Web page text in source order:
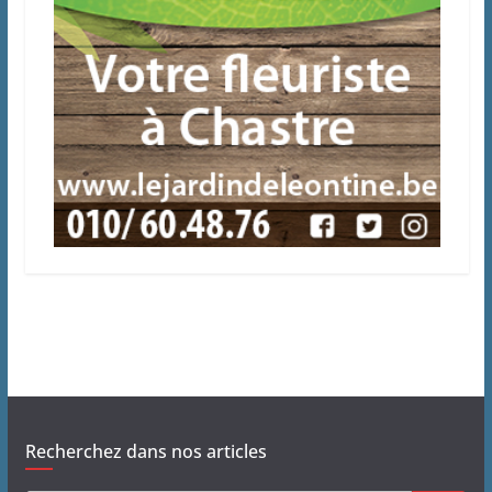
Recherchez dans nos articles